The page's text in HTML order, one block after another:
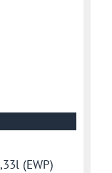
(EWP)